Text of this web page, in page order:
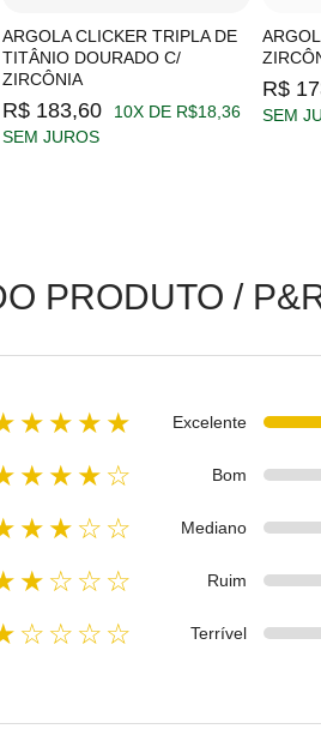
ARGOLA CLICKER TRIPLA DE
TITÂNIO DOURADO C/
ZIRCÔNIA
R$ 183,60
10X DE R$18,36
SEM JUROS
R$
SEM
PRODUTO /
Excelente
Bom
Mediano
Ruim
Terrível